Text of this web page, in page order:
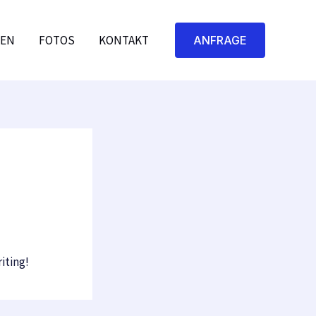
FOTOS KONTAKT ANFRAGE